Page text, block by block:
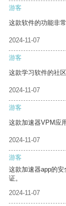
游客
这款软件的功能非
2024-11-07
游客
这款学习软件的社
2024-11-07
游客
这款加速器VPM应
2024-11-07
游客
这款加速器app的
证。
2024-11-07